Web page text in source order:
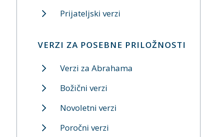
Prijateljski verzi
VERZI ZA POSEBNE PRILOŽNOSTI
Verzi za Abrahama
Božični verzi
Novoletni verzi
Poročni verzi